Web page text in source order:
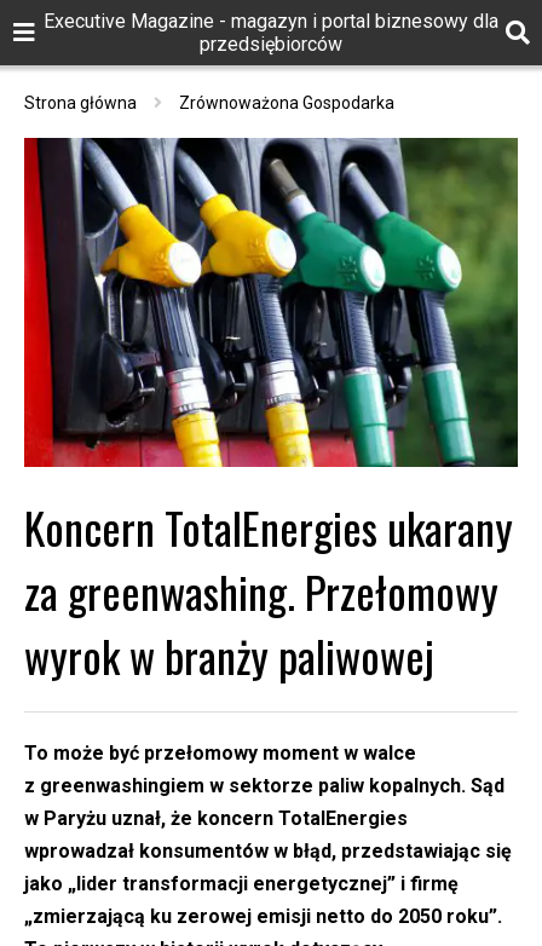
Executive Magazine - magazyn i portal biznesowy dla
przedsiębiorców
Strona główna Zrównoważona Gospodarka
Koncern TotalEnergies ukarany
za greenwashing. Przełomowy
wyrok w branży paliwowej
To może być przełomowy moment w walce
z greenwashingiem w sektorze paliw kopalnych. Sąd
w Paryżu uznał, że koncern TotalEnergies
wprowadzał konsumentów w błąd, przedstawiając się
jako „lider transformacji energetycznej” i firmę
„zmierzającą ku zerowej emisji netto do 2050 roku”.